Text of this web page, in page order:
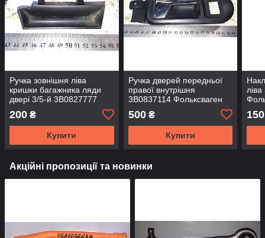
Ручка зовнішня ліва
кришки багажника ляди
двері 3/5-й 3B0827777
Volkswagen Passat B5
200 ₴
Купити
Ручка дверей передньої
правої внутрішня
3B0837114 Фольксваген
Пасат Volkswagen Passat
B5
500₴
Купити
150
Акційні пропозиції та новинки